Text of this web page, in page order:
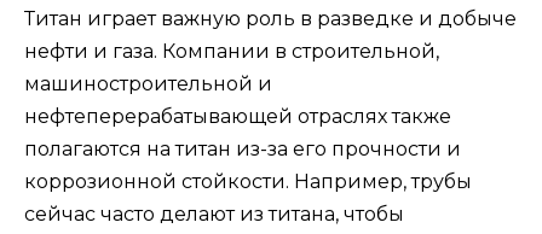
Титан играет важную роль в разведке и добыче
нефти и газа. Компании в строительной,
машиностроительной и
нефтеперерабатывающей отраслях также
полагаются на титан из-за его прочности и
коррозионной стойкости. Например, трубы
сейчас часто делают из титана, чтобы